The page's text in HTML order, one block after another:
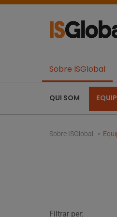
Sobre ISGlobal
QUI SOM EQUIP
Sobre ISGlobal
Filtrar per: